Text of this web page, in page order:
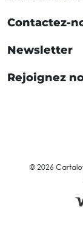
Contactez-
Newsletter
Rejoignez
© 2026